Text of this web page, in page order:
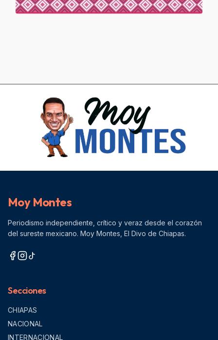
Moy Montes
Periodismo independiente, crítico y veraz desde el corazón
del sureste mexicano. Moy Montes, El Divo de Chiapas.
Secciones
CHIAPAS
NACIONAL
INTERNACIONAL